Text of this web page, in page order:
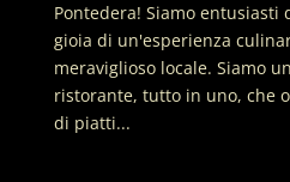
Pontedera! Siamo entusiasti
gioia di un'esperienza
meraviglioso locale. Siamo
ristorante, tutto in uno, che
di piatti...